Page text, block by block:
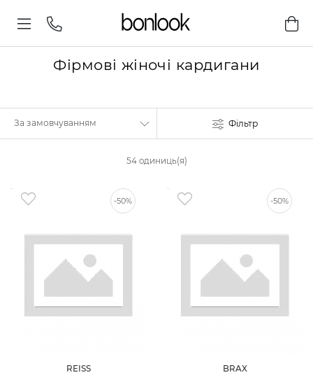
Фірмові жіночі кардигани
Фільтр
54 одиниць(я)
-50%
REISS
-50%
BRAX